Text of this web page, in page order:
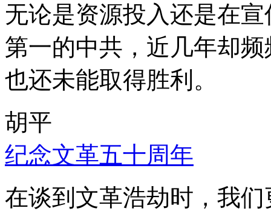
无论是资源投入还是在
第一的中共，近几年却
也还未能取得胜利。
胡平
纪念文革五十周年
在谈到文革浩劫时，我